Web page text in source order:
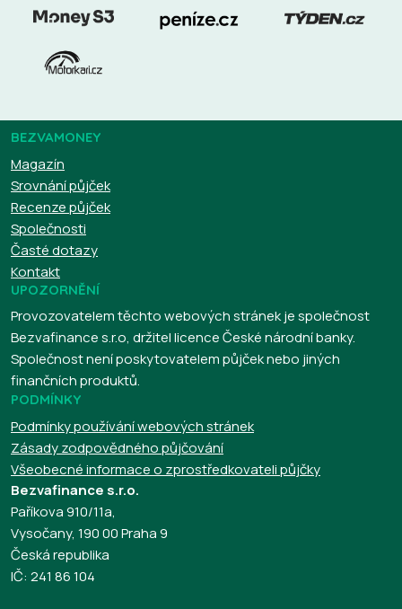
BEZVAMONEY
Magazín
Srovnání půjček
Recenze půjček
Společnosti
Časté dotazy
Kontakt
UPOZORNĚNÍ
Provozovatelem těchto webových stránek je společnost
Bezvafinance s.r.o, držitel licence České národní banky.
Společnost není poskytovatelem půjček nebo jiných
finančních produktů.
PODMÍNKY
Podmínky používání webových stránek
Zásady zodpovědného půjčování
Všeobecné informace o zprostředkovateli půjčky
Bezvafinance s.r.o.
Paříkova 910/11a,
Vysočany, 190 00 Praha 9
Česká republika
IČ: 241 86 104